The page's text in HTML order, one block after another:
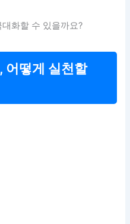
화할 수 있을까요?
어떻게 실천할